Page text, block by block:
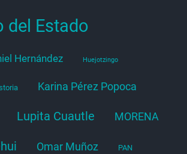
del Estado
Hernández Huejotzingo
Karina Pérez Popoca
Lupita Cuautle MORENA
Omar Muñoz PAN